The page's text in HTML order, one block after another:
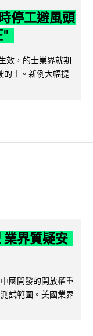
停工避風頭
"
效，的士業界就期
的士。新例大幅提
業界質疑安
國開發的開放權重
試範圍。美國業界